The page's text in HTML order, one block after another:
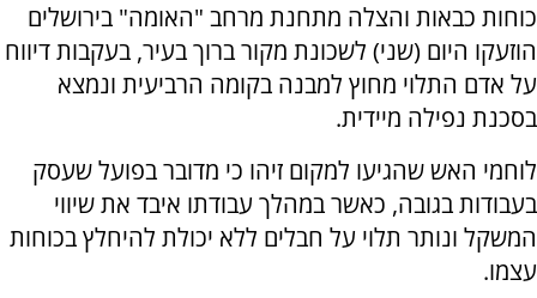
כוחות כבאות והצלה מתחנת מרחב "האומה" בירושלים
הוזעקו היום (שני) לשכונת מקור ברוך בעיר, בעקבות דיווח
על אדם התלוי מחוץ למבנה בקומה הרביעית ונמצא
בסכנת נפילה מיידית.
לוחמי האש שהגיעו למקום זיהו כי מדובר בפועל שעסק
בעבודות בגובה, כאשר במהלך עבודתו איבד את שיווי
המשקל ונותר תלוי על חבלים ללא יכולת להיחלץ בכוחות
עצמו.